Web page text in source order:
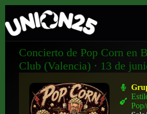
Concierto de Pop Corn en
Club (Valencia) · 13 de